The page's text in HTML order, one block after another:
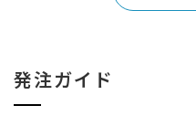
発注ガイド